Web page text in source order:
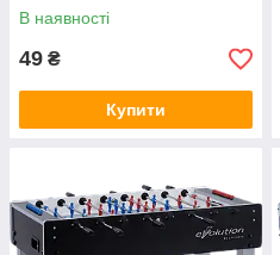
В наявності
49 ₴
Купити